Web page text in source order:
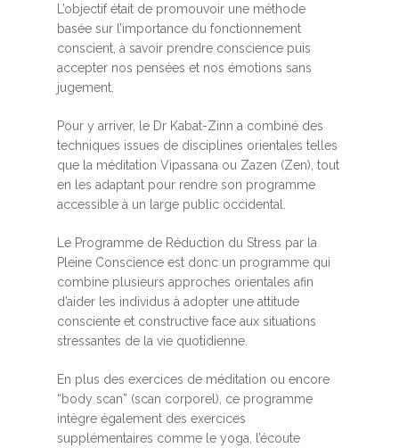
L’objectif était de promouvoir une méthode
basée sur l’importance du fonctionnement
conscient, à savoir prendre conscience puis
accepter nos pensées et nos émotions sans
jugement.
Pour y arriver, le Dr Kabat-Zinn a combiné des
techniques issues de disciplines orientales telles
que la méditation Vipassana ou Zazen (Zen), tout
en les adaptant pour rendre son programme
accessible à un large public occidental.
Le Programme de Réduction du Stress par la
Pleine Conscience est donc un programme qui
combine plusieurs approches orientales afin
d’aider les individus à adopter une attitude
consciente et constructive face aux situations
stressantes de la vie quotidienne.
En plus des exercices de méditation ou encore
“body scan” (scan corporel), ce programme
intègre également des exercices
supplémentaires comme le yoga, l’écoute